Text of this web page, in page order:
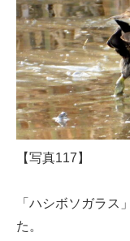
【写真117】
「ハシボソガラス
た。